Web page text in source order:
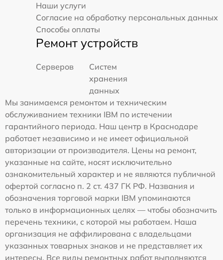
Наши услуги
Согласие на обработку персональных данных
Способы оплаты
Ремонт устройств
Серверов
Систем
хранения
данных
Мы занимаемся ремонтом и техническим
обслуживанием техники IBM по истечении
гарантийного периода. Наш центр в Краснодаре
работает независимо и не имеет официальной
авторизации от производителя. Цены на ремонт,
указанные на сайте, носят исключительно
ознакомительный характер и не являются публичной
офертой согласно п. 2 ст. 437 ГК РФ. Названия и
обозначения торговой марки IBM упоминаются
только в информационных целях — чтобы обозначить
перечень техники, с которой мы работаем. Наша
организация не аффилирована с владельцами
указанных товарных знаков и не представляет их
интересы. Все виды ремонтных работ выполняются